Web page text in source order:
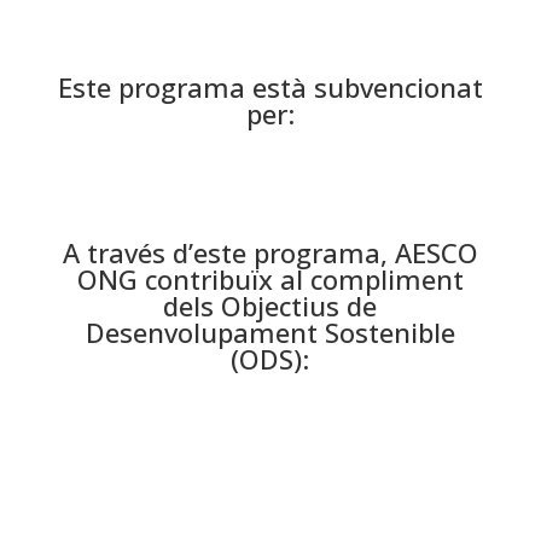
Este programa està subvencionat
per:
A través d’este programa, AESCO
ONG contribuïx al compliment
dels Objectius de
Desenvolupament Sostenible
(ODS):